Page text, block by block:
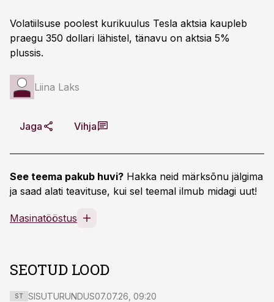
Volatiilsuse poolest kurikuulus Tesla aktsia kaupleb
praegu 350 dollari lähistel, tänavu on aktsia 5%
plussis.
Liina Laks
Jaga Vihja
See teema pakub huvi? Hakka neid märksõnu jälgima
ja saad alati teavituse, kui sel teemal ilmub midagi uut!
Masinatööstus
SEOTUD LOOD
ST SISUTURUNDUS07.07.26, 09:20